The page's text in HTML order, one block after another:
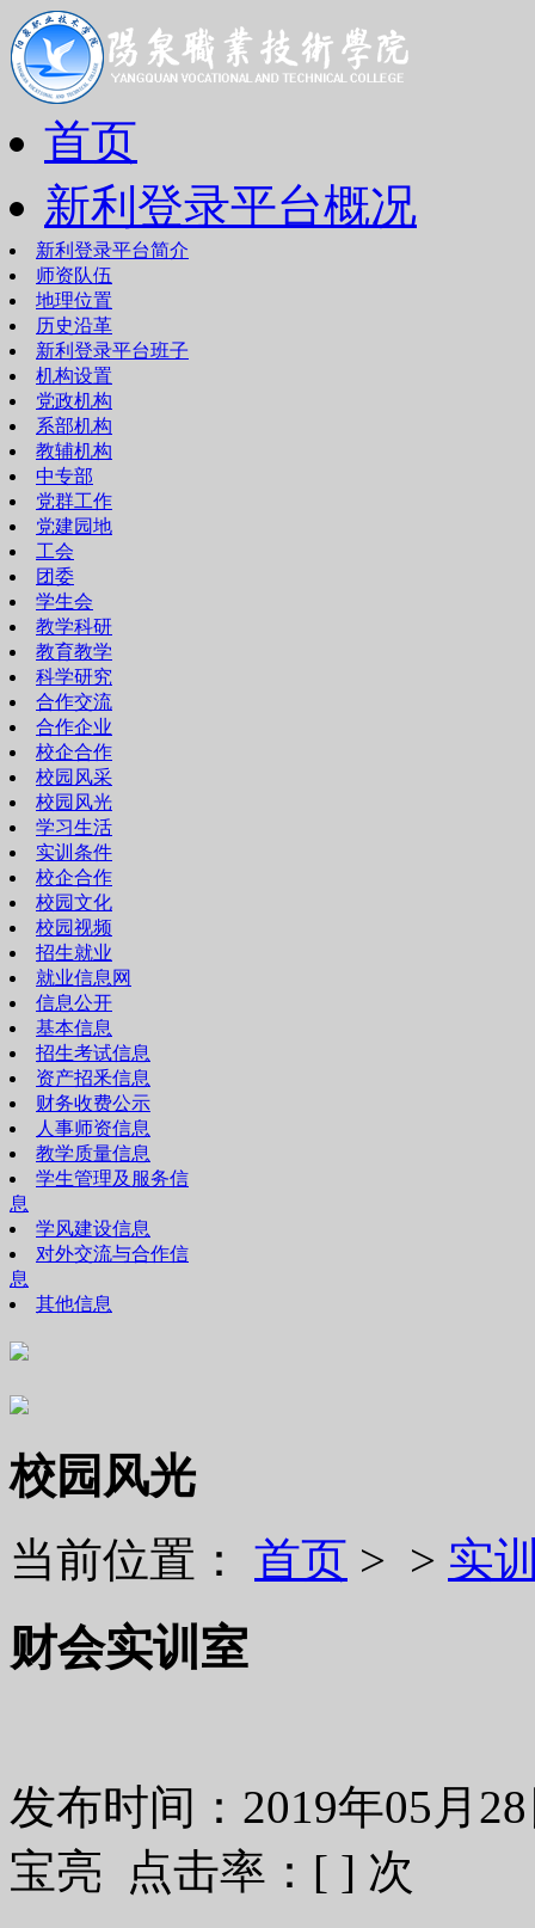
首页
新利登录平台概况
新利登录平台简介
师资队伍
地理位置
历史沿革
新利登录平台班子
机构设置
党政机构
系部机构
教辅机构
中专部
党群工作
党建园地
工会
团委
学生会
教学科研
教育教学
科学研究
合作交流
合作企业
校企合作
校园风采
校园风光
学习生活
实训条件
校企合作
校园文化
校园视频
招生就业
就业信息网
信息公开
基本信息
招生考试信息
资产招釆信息
财务收费公示
人事师资信息
教学质量信息
学生管理及服务信
息
学风建设信息
对外交流与合作信
息
其他信息
校园风光
当前位置：
首页 > > 实
财会实训室
发布时间：2019年05月
宝亮 点击率：[ ] 次